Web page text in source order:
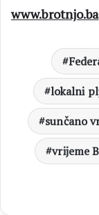
www.brotnjo.ba
lokalni
sunčano
vrijeme